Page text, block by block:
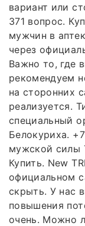
вариант или
371 вопрос.
мужчин в
через
Важно то, где
рекомендуем
на сторонних
реализуется.
специальный
Белокуриха.
мужской силы
Купить. New
официальном
скрыть. У нас
повышения
очень. Можно